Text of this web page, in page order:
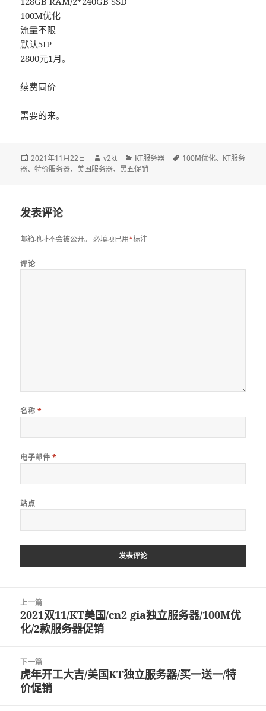
100M优化
流量不限
默认5IP
2800元1月。
续费同价
需要的来。
发
布
2021年11月22日
作
者
v2kt
分
类
KT服务器
标
100M优化、 KT服务
器、特价服务器、美国服务器、黑五促销
发表评论
邮箱地址不会被公开。 必填项已用*标注
评论
名称 *
电子邮件 *
站点
上一篇
上
篇
章：
2021双11/KT美国/cn2 gia独立服务器/100M优
化/2款服务器促销
下一篇
下
篇
虎年开工大吉/美国KT独立服务器/买一送一/特
价促销